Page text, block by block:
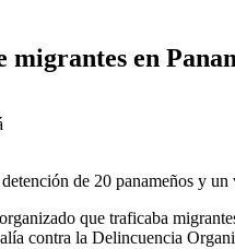
migrantes en
de 20 panameños y
que traficaba
contra la Delincuencia